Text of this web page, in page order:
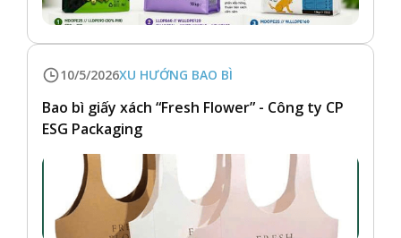
10/5/2026XU HƯỚNG BAO BÌ
Bao bì giấy xách “Fresh Flower” - Công ty CP
ESG Packaging